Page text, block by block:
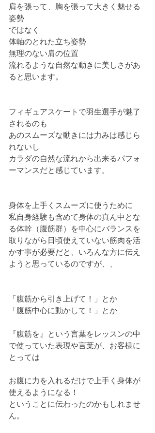
肩を張って、胸を張って大きく魅せる
姿勢
ではなく
体軸のとれた立ち姿勢
無理のない肩の位置
流れるような自然な動きに美しさがあ
ると思います。
フィギュアスケートで羽生選手が魅了
されるのも
あのスムーズな動きには力みは感じら
れないし
カラダの自然な流れから出来るパフォ
ーマンスだと感じています。
身体を上手くスムーズに使うために
私自身経験も含めて身体の真ん中とな
る体幹（腹筋群）を中心にバランスを
取りながら日頃使えていない筋肉を活
かす事が必要だと、いろんな方に伝え
ようと思っているのですが、、
「腹筋から引き上げて！」とか
「腹筋中心に動かして！」とか
『腹筋を』という言葉をレッスンの中
で使っていた表現や言葉が、お客様に
とっては
お腹に力を入れるだけで上手く身体が
使えるようになる！
ということに伝わったのかもしれませ
ん。